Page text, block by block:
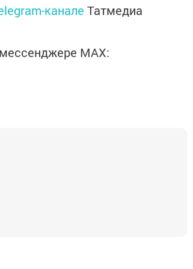
канале Татмедиа
MАХ: